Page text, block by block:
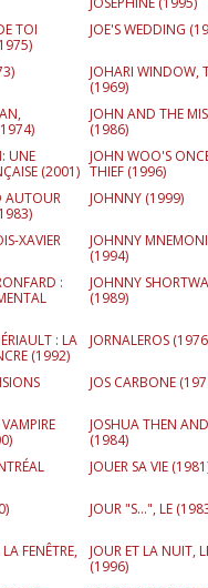
TOI
1975)
JOE'S WEDDING (
)
JOHARI WINDOW,
(1969)
1974)
JOHN AND THE
(1986)
UNE
(2001)
JOHN WOO'S
THIEF (1996)
AUTOUR
1983)
JOHNNY (1999)
XAVIER
JOHNNY
(1994)
:
JOHNNY
(1989)
: LA
(1992)
JORNALEROS (1976
JOS CARBONE (
VAMPIRE
)
JOSHUA THEN
(1984)
JOUER SA VIE (1981
) JOUR "S...", LE (
FENÊTRE,
JOUR ET LA NUIT,
(1996)